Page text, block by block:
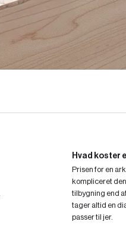
Hvad koster
Prisen for en
kompliceret
tilbygning end
tager altid en
passer til jer.